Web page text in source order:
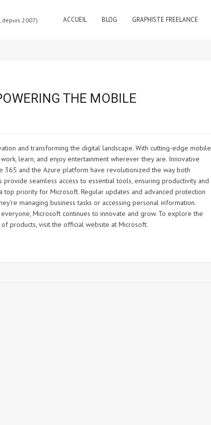
depuis 2007) ACCUEIL BLOG GRAPHISTE FREELANCE
THE MOBILE
and transforming the digital landscape. With cutting-edge mobile
learn, and enjoy entertainment wherever they are. Innovative
365 and the Azure platform have revolutionized the way both
seamless access to essential tools, ensuring productivity and
top priority for Microsoft. Regular updates and advanced protection
managing business tasks or accessing personal information.
Microsoft continues to innovate and grow. To explore the
products, visit the official website at Microsoft.